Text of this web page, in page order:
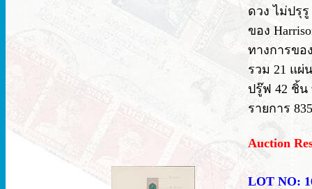
ดวง ไม่ปรุ
ของ
ทางการขอ
รวม 21 แผ่
ปรู๊ฟ 42 ชิ้น
รายการ
Auction
LOT NO: